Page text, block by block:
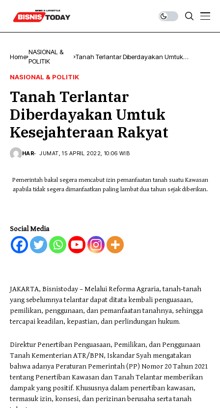
Home
NASIONAL &
POLITIK
Tanah Terlantar Diberdayakan Umtuk
NASIONAL & POLITIK
Tanah Terlantar
Diberdayakan Umtuk
Kesejahteraan Rakyat
HAR JUMAT, 15 APRIL 2022, 10:06 WIB
Pemerintah bakal segera mencabut izin pemanfaatan tanah suatu Kawasan
apabila tidak segera dimanfaatkan paling lambat dua tahun sejak diberikan.
Social Media
JAKARTA, Bisnistoday – Melalui Reforma Agraria, tanah-tanah
yang sebelumnya telantar dapat ditata kembali penguasaan,
pemilikan, penggunaan, dan pemanfaatan tanahnya, sehingga
tercapai keadilan, kepastian, dan perlindungan hukum.
Direktur Penertiban Penguasaan, Pemilikan, dan Penggunaan
Tanah Kementerian ATR/BPN, Iskandar Syah mengatakan
bahwa adanya Peraturan Pemerintah (PP) Nomor 20 Tahun 2021
tentang Penertiban Kawasan dan Tanah Telantar memberikan
dampak yang positif. Khususnya dalam penertiban kawasan,
termasuk izin, konsesi, dan perizinan berusaha serta tanah